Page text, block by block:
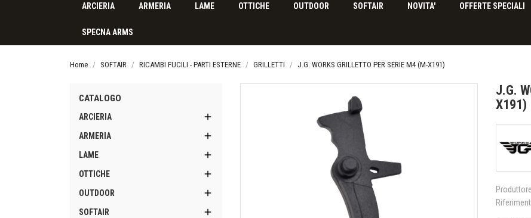
ARCIERIA ARMERIA LAME OTTICHE OUTDOOR SOFTAIR NOVITA' OFFERTE SPECIALI
SPECNA ARMS
Home SOFTAIR RICAMBI FUCILI - PARTI ESTERNE GRILLETTI J.G. WORKS GRILLETTO PER SERIE M4 (M-X191)
CATALOGO
ARCIERIA 
ARMERIA 
LAME 
OTTICHE 
OUTDOOR 
SOFTAIR 
J.G.
X191)